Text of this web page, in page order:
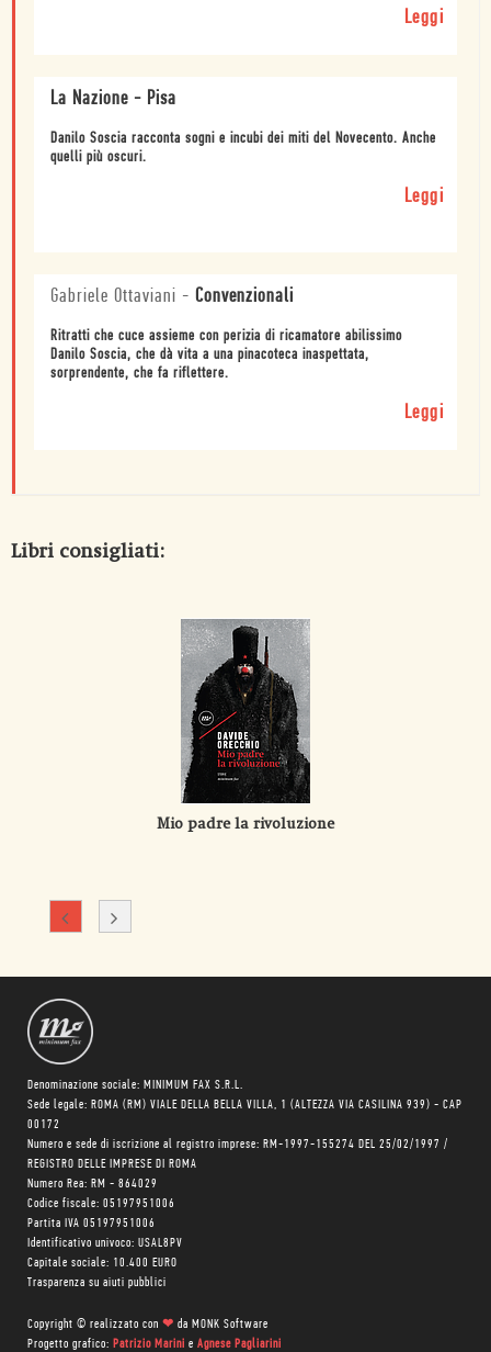
Leggi
La Nazione - Pisa
Danilo Soscia racconta sogni e incubi dei miti del Novecento. Anche
quelli più oscuri.
Leggi
Gabriele Ottaviani - Convenzionali
Ritratti che cuce assieme con perizia di ricamatore abilissimo
Danilo Soscia, che dà vita a una pinacoteca inaspettata,
sorprendente, che fa riflettere.
Leggi
Libri consigliati:
Mio padre la rivoluzione
Denominazione sociale: MINIMUM FAX S.R.L.
Sede legale: ROMA (RM) VIALE DELLA BELLA VILLA, 1 (ALTEZZA VIA CASILINA 939) - CAP
00172
Numero e sede di iscrizione al registro imprese: RM-1997-155274 DEL 25/02/1997 /
REGISTRO DELLE IMPRESE DI ROMA
Numero Rea: RM - 864029
Codice fiscale: 05197951006
Partita IVA 05197951006
Identificativo univoco: USAL8PV
Capitale sociale: 10.400 EURO
Trasparenza su aiuti pubblici
Copyright © realizzato con ❤ da MONK Software
Progetto grafico: Patrizio Marini e Agnese Pagliarini